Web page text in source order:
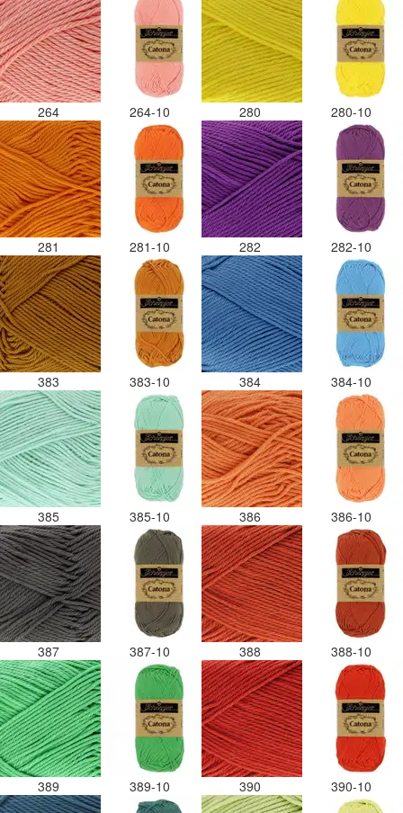
264 264-10 280 280-10
281 281-10 282 282-10
383 383-10 384 384-10
385 385-10 386 386-10
387 387-10 388 388-10
389 389-10 390 390-10